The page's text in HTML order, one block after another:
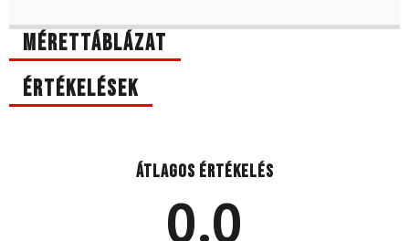
Mérettáblázat
Értékelések
Átlagos értékelés
0.0